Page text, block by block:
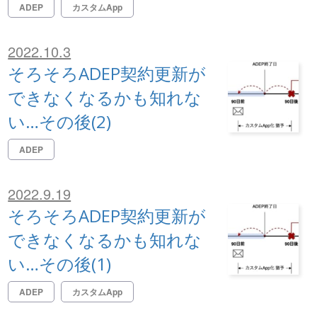
ADEP カスタムApp
2022.10.3
そろそろADEP契約更新が
できなくなるかも知れな
い…その後(2)
ADEP
2022.9.19
そろそろADEP契約更新が
できなくなるかも知れな
い…その後(1)
ADEP カスタムApp